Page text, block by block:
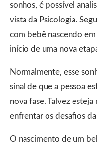
sonhos, é possível
vista da Psicologia.
com bebê nascendo
início de uma nova
Normalmente, esse
sinal de que a pessoa
nova fase. Talvez
enfrentar os desafios
O nascimento de um